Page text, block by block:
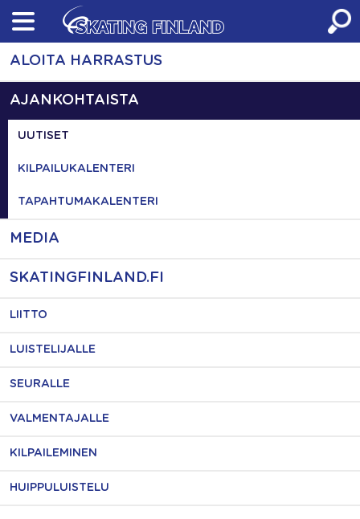
Skip
content
ALOITA HARRASTUS
AJANKOHTAISTA
UUTISET
KILPAILUKALENTERI
TAPAHTUMAKALENTERI
MEDIA
SKATINGFINLAND.FI
LIITTO
LUISTELIJALLE
SEURALLE
VALMENTAJALLE
KILPAILEMINEN
HUIPPULUISTELU